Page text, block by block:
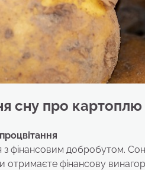
сну про картоплю
з фінансовим добробутом.
отримаєте фінансову